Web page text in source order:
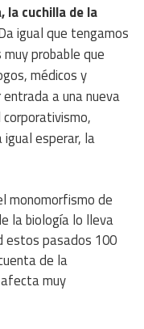
la cuchilla de la
igual que tengamos
probable que
médicos y
a una nueva
igual esperar, la
monomorfismo de
la biología lo lleva
estos pasados 100
de la
muy